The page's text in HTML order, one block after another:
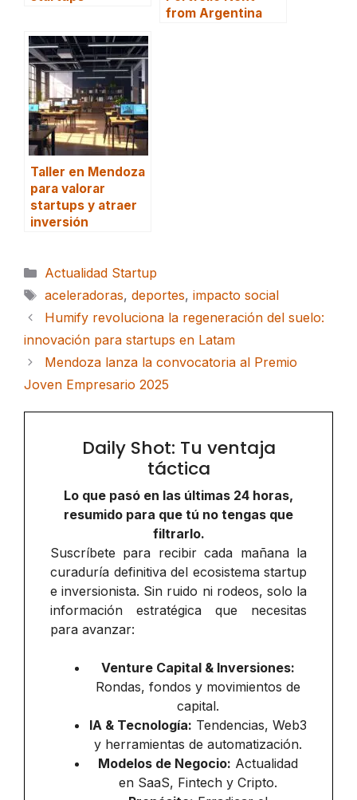
from Argentina
Taller en Mendoza
para valorar
startups y atraer
inversión
Categorías
Actualidad Startup
Etiquetas
aceleradoras, deportes, impacto social
Humify revoluciona la regeneración del suelo:
innovación para startups en Latam
Mendoza lanza la convocatoria al Premio
Joven Empresario 2025
Daily Shot: Tu ventaja
táctica
Lo que pasó en las últimas 24 horas,
resumido para que tú no tengas que
filtrarlo.
Suscríbete para recibir cada mañana la
curaduría definitiva del ecosistema startup
e inversionista. Sin ruido ni rodeos, solo la
información estratégica que necesitas
para avanzar:
Venture Capital & Inversiones:
Rondas, fondos y movimientos de
capital.
IA & Tecnología: Tendencias, Web3
y herramientas de automatización.
Modelos de Negocio: Actualidad
en SaaS, Fintech y Cripto.